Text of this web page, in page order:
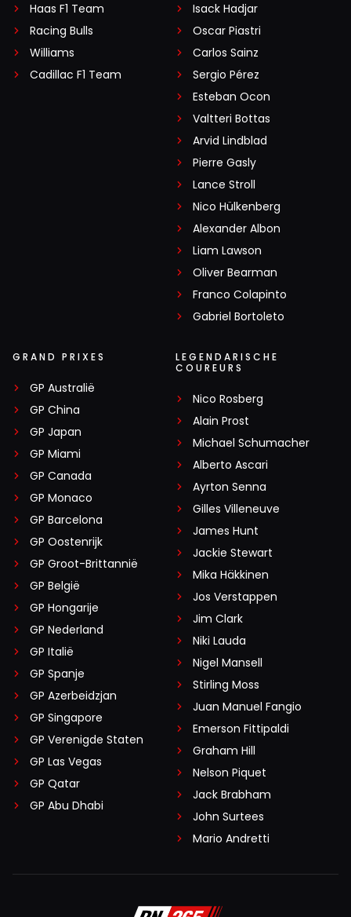
Haas F1 Team
Racing Bulls
Williams
Cadillac F1 Team
Isack Hadjar
Oscar Piastri
Carlos Sainz
Sergio Pérez
Esteban Ocon
Valtteri Bottas
Arvid Lindblad
Pierre Gasly
Lance Stroll
Nico Hülkenberg
Alexander Albon
Liam Lawson
Oliver Bearman
Franco Colapinto
Gabriel Bortoleto
GRAND PRIXES
GP Australië
GP China
GP Japan
GP Miami
GP Canada
GP Monaco
GP Barcelona
GP Oostenrijk
GP Groot-Brittannië
GP België
GP Hongarije
GP Nederland
GP Italië
GP Spanje
GP Azerbeidzjan
GP Singapore
GP Verenigde Staten
GP Las Vegas
GP Qatar
GP Abu Dhabi
LEGENDARISCHE
COUREURS
Nico Rosberg
Alain Prost
Michael Schumacher
Alberto Ascari
Ayrton Senna
Gilles Villeneuve
James Hunt
Jackie Stewart
Mika Häkkinen
Jos Verstappen
Jim Clark
Niki Lauda
Nigel Mansell
Stirling Moss
Juan Manuel Fangio
Emerson Fittipaldi
Graham Hill
Nelson Piquet
Jack Brabham
John Surtees
Mario Andretti